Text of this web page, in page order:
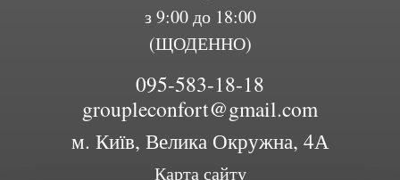
з 9:00 до 18:00
(ЩОДЕННО)
095-583-18-18
groupleconfort@gmail.com
м. Київ, Велика Окружна, 4А
Карта сайту